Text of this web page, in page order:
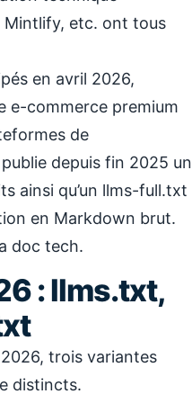
Mintlify, etc. ont tous
en avril 2026,
e-commerce premium
de
depuis fin 2025 un
ainsi qu’un llms-full.txt
en Markdown brut.
doc tech.
: llms.txt,
2026, trois variantes
distincts.